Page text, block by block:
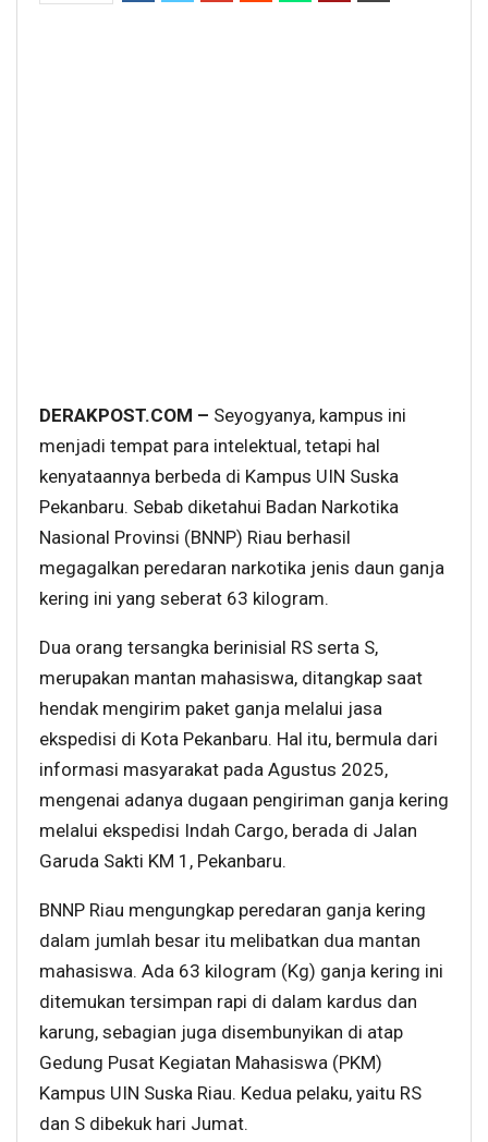
DERAKPOST.COM – Seyogyanya, kampus ini
menjadi tempat para intelektual, tetapi hal
kenyataannya berbeda di Kampus UIN Suska
Pekanbaru. Sebab diketahui Badan Narkotika
Nasional Provinsi (BNNP) Riau berhasil
megagalkan peredaran narkotika jenis daun ganja
kering ini yang seberat 63 kilogram.
Dua orang tersangka berinisial RS serta S,
merupakan mantan mahasiswa, ditangkap saat
hendak mengirim paket ganja melalui jasa
ekspedisi di Kota Pekanbaru. Hal itu, bermula dari
informasi masyarakat pada Agustus 2025,
mengenai adanya dugaan pengiriman ganja kering
melalui ekspedisi Indah Cargo, berada di Jalan
Garuda Sakti KM 1, Pekanbaru.
BNNP Riau mengungkap peredaran ganja kering
dalam jumlah besar itu melibatkan dua mantan
mahasiswa. Ada 63 kilogram (Kg) ganja kering ini
ditemukan tersimpan rapi di dalam kardus dan
karung, sebagian juga disembunyikan di atap
Gedung Pusat Kegiatan Mahasiswa (PKM)
Kampus UIN Suska Riau. Kedua pelaku, yaitu RS
dan S dibekuk hari Jumat.